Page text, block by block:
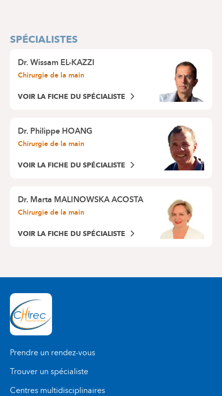
SPÉCIALISTES
Dr.Wissam EL-KAZZI
Chirurgie de la main
VOIR LA FICHE DU SPÉCIALISTE
Dr.Philippe HOANG
Chirurgie de la main
VOIR LA FICHE DU SPÉCIALISTE
Dr.Marta MALINOWSKA ACOSTA
Chirurgie de la main
VOIR LA FICHE DU SPÉCIALISTE
Prendre un rendez-vous
Trouver un spécialiste
Centres multidisciplinaires